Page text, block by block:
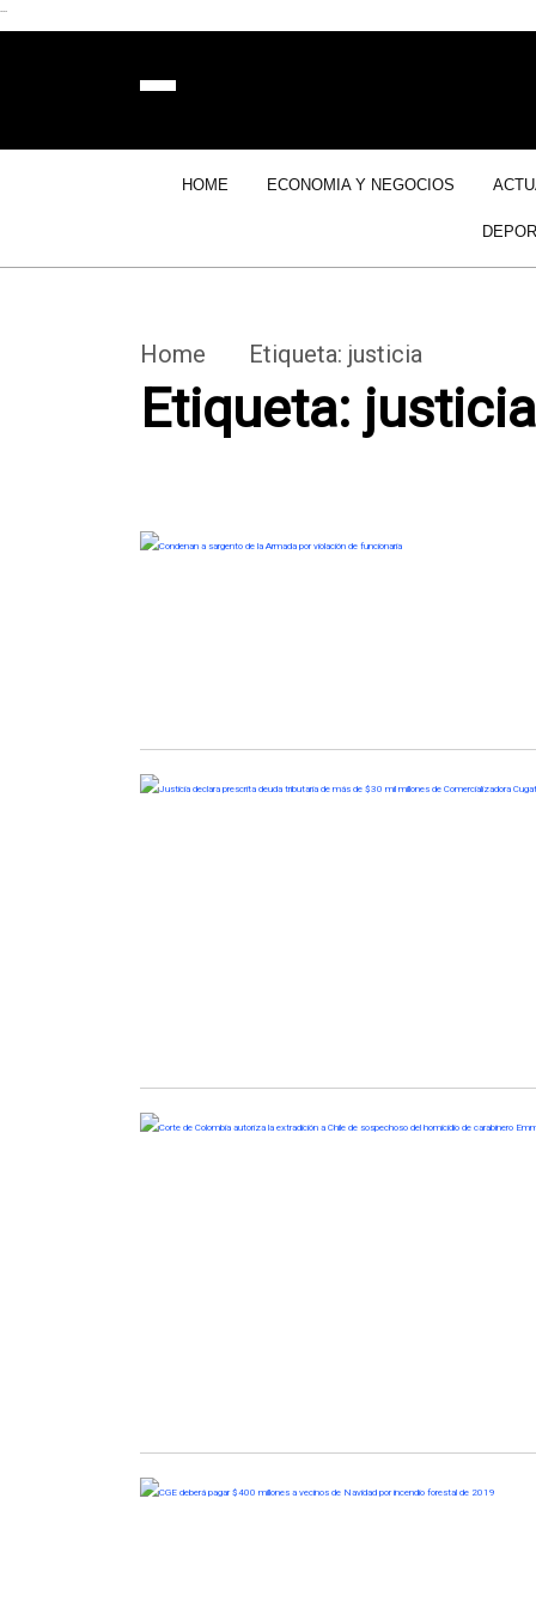
```
HOME ECONOMIA Y NEGOCIOS
Home Etiqueta: justicia
Etiqueta: justicia